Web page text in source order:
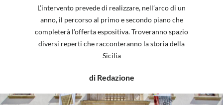
L’intervento prevede di realizzare, nell’arco di un
anno, il percorso al primo e secondo piano che
completerà l’offerta espositiva. Troveranno spazio
diversi reperti che racconteranno la storia della
Sicilia
di Redazione